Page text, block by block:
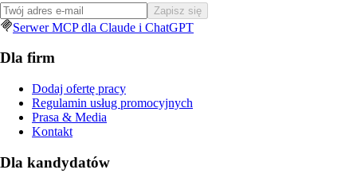
Zapisz się
Serwer MCP dla Claude i ChatGPT
Dla firm
Dodaj ofertę pracy
Regulamin usług promocyjnych
Prasa & Media
Kontakt
Dla kandydatów